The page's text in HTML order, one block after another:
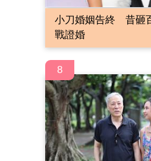
小刀婚姻告終 昔砸
戰證婚
8